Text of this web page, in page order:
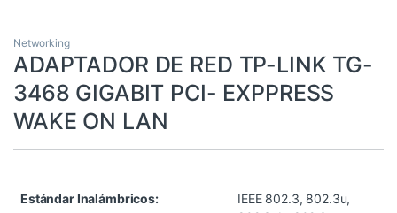
Networking
ADAPTADOR DE RED TP-LINK TG-
3468 GIGABIT PCI- EXPPRESS
WAKE ON LAN
Estándar Inalámbricos:
IEEE 802.3, 802.3u,